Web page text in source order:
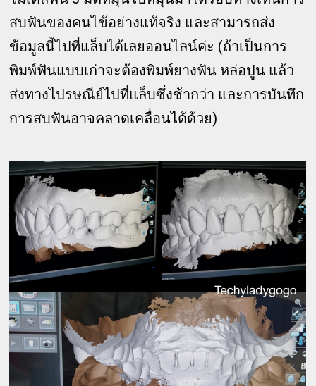
สบฟันของคนไข้อย่างแท้จริง และสามารถส่ง
ข้อมูลนี้ไปที่แล็บได้เลยออนไลน์ค่ะ (ถ้าเป็นการ
พิมพ์ฟันแบบเก่าจะต้องพิมพ์ยางฟัน หล่อปูน แล้ว
ส่งทางไปรษณีย์ไปที่แล็บซึ่งช้ากว่า และการบันทึก
การสบฟันอาจคลาดเคลื่อนได้ด้วย)